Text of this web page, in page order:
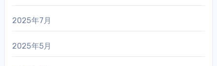
2025年7月
2025年5月